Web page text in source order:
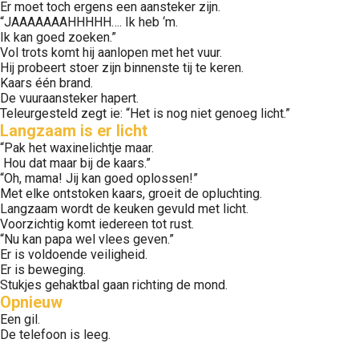
Er moet toch ergens een aansteker zijn.
“JAAAAAAAHHHHH…. Ik heb ‘m.
Ik kan goed zoeken.”
Vol trots komt hij aanlopen met het vuur.
Hij probeert stoer zijn binnenste tij te keren.
Kaars één brand.
De vuuraansteker hapert.
Teleurgesteld zegt ie: “Het is nog niet genoeg licht.”
Langzaam is er licht
“Pak het waxinelichtje maar.
Hou dat maar bij de kaars.”
“Oh, mama! Jij kan goed oplossen!”
Met elke ontstoken kaars, groeit de opluchting.
Langzaam wordt de keuken gevuld met licht.
Voorzichtig komt iedereen tot rust.
“Nu kan papa wel vlees geven.”
Er is voldoende veiligheid.
Er is beweging.
Stukjes gehaktbal gaan richting de mond.
Opnieuw
Een gil.
De telefoon is leeg.